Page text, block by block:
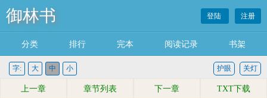
御林书 登陆 注册
分类 排行 完本 阅读记录 书架
字: 大 中 小 关灯
护眼
上一章 章节列表 下一章 TXT下载